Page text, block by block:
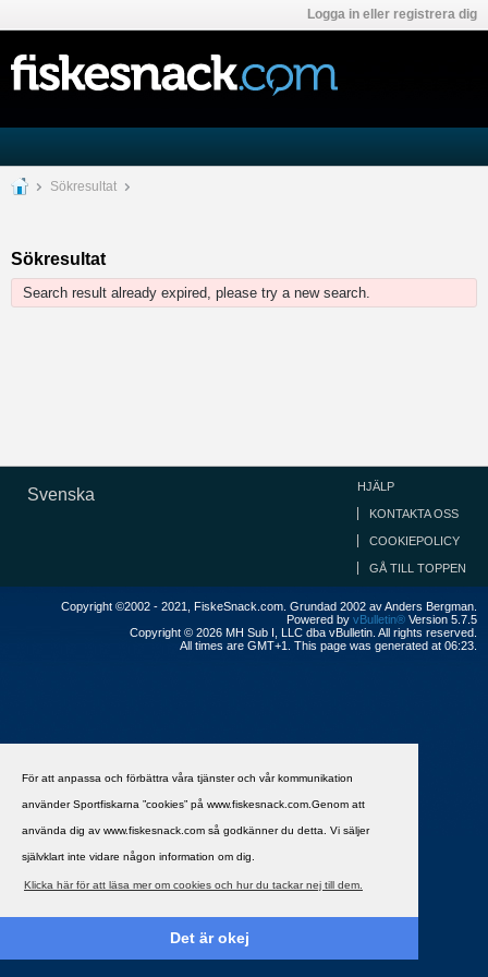
För att anpassa och förbättra våra tjänster och vår kommunikation
använder Sportfiskarna ”cookies” på www.fiskesnack.com.Genom att
använda dig av www.fiskesnack.com så godkänner du detta. Vi säljer
självklart inte vidare någon information om dig.
Klicka här för att läsa mer om cookies och hur du tackar nej till dem.
Det är okej
Logga in eller registrera dig
Sökresultat
Sökresultat
Search result already expired, please try a new search.
Svenska HJÄLP
KONTAKTA OSS
COOKIEPOLICY
GÅ TILL TOPPEN
Copyright ©2002 - 2021, FiskeSnack.com. Grundad 2002 av Anders Bergman.
Powered by vBulletin® Version 5.7.5
Copyright © 2026 MH Sub I, LLC dba vBulletin. All rights reserved.
All times are GMT+1. This page was generated at 06:23.